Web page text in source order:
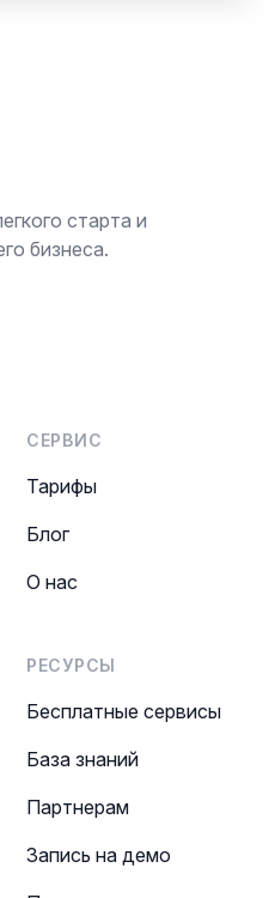
старта и
бизнеса.
СЕРВИС
Тарифы
Блог
О нас
РЕСУРСЫ
Бесплатные сервисы
База знаний
Партнерам
Запись на демо